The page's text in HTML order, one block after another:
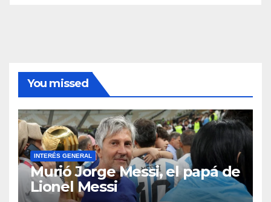
You missed
INTERÉS GENERAL
Murió Jorge Messi, el papá de
Lionel Messi